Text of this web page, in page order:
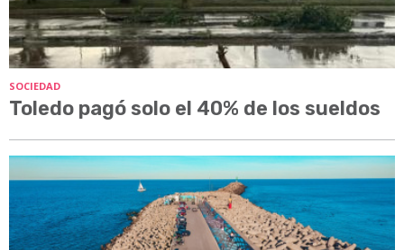
SOCIEDAD
Toledo pagó solo el 40% de los sueldos